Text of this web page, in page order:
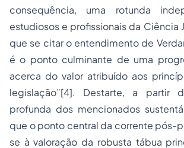
consequência, uma rotunda
estudiosos e profissionais da Ciência
que se citar o entendimento de
é o ponto culminante de uma
acerca do valor atribuído aos
legislação”[4]. Destarte, a partir
profunda dos mencionados
que o ponto central da corrente pós-
se à valoração da robusta tábua